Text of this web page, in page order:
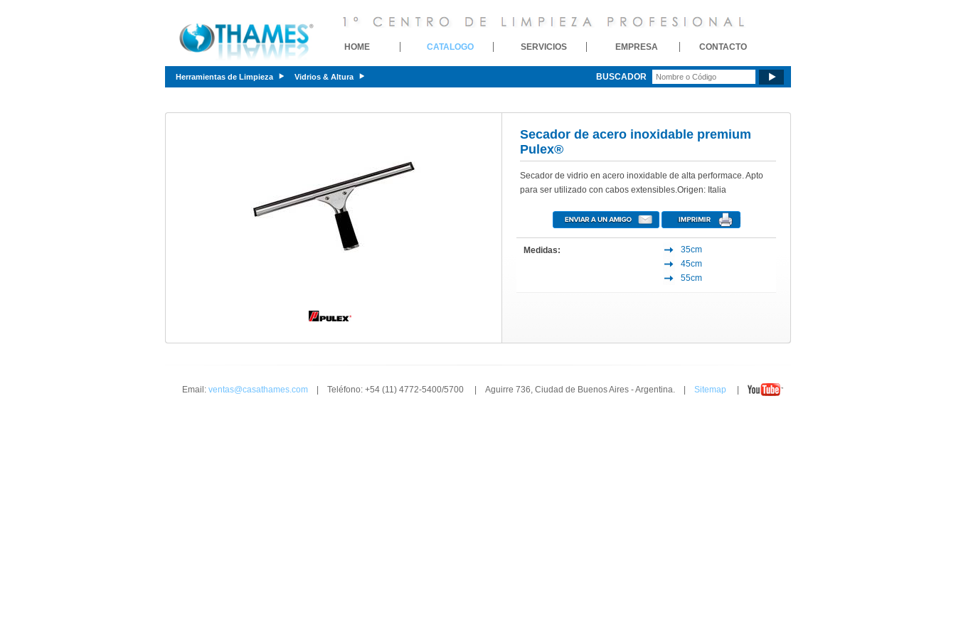
HOME CATALOGO SERVICIOS EMPRESA CONTACTO
Herramientas de Limpieza Vidrios & Altura BUSCADOR
Secador de acero inoxidable premium
Pulex®
Secador de vidrio en acero inoxidable de alta performace. Apto
para ser utilizado con cabos extensibles.Origen: Italia
Medidas:
35cm
45cm
55cm
Email: ventas@casathames.com| Teléfono: +54 (11) 4772-5400/5700 | Aguirre 736, Ciudad de Buenos Aires - Argentina. | Sitemap